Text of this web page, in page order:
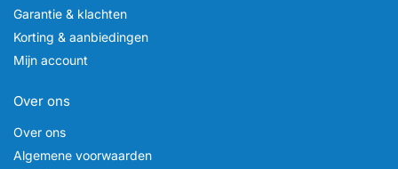
Garantie & klachten
Korting & aanbiedingen
Mijn account
Over ons
Over ons
Algemene voorwaarden